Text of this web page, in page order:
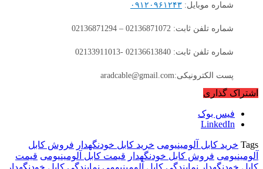
شماره موبایل: ۰۹۱۲۰۹۶۱۲۴۳
شماره تلفن ثابت: 02136871072 – 02136871294
شماره تلفن ثابت: 02136613840 -02133911013
پست الکترونیکی:aradcable@gmail.com
اشتراک گذاری
فیس بوک
LinkedIn
Tags خرید کابل آلومینیومی خرید کابل خودنگهدار فروش کابل
آلومینیومی فروش کابل خودنگهدار قیمت کابل آلومینیومی قیمت